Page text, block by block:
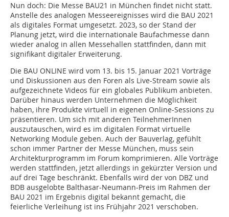
Nun doch: Die Messe BAU21 in München findet nicht statt.
Anstelle des analogen Messeereignisses wird die BAU 2021
als digitales Format umgesetzt. 2023, so der Stand der
Planung jetzt, wird die internationale Baufachmesse dann
wieder analog in allen Messehallen stattfinden, dann mit
signifikant digitaler Erweiterung.
Die BAU ONLINE wird vom 13. bis 15. Januar 2021 Vorträge
und Diskussionen aus den Foren als Live-Stream sowie als
aufgezeichnete Videos für ein globales Publikum anbieten.
Darüber hinaus werden Unternehmen die Möglichkeit
haben, ihre Produkte virtuell in eigenen Online-Sessions zu
präsentieren. Um sich mit anderen TeilnehmerInnen
auszutauschen, wird es im digitalen Format virtuelle
Networking Module geben. Auch der Bauverlag, gefühlt
schon immer Partner der Messe München, muss sein
Architekturprogramm im Forum komprimieren. Alle Vorträge
werden stattfinden, jetzt allerdings in gekürzter Version und
auf drei Tage beschränkt. Ebenfalls wird der von DBZ und
BDB ausgelobte Balthasar-Neumann-Preis im Rahmen der
BAU 2021 im Ergebnis digital bekannt gemacht, die
feierliche Verleihung ist ins Frühjahr 2021 verschoben.